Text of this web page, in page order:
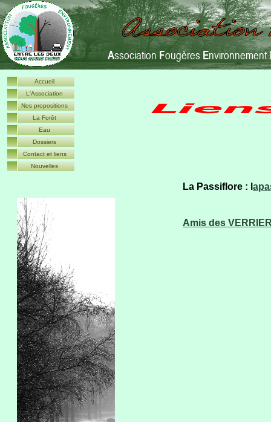
AssociationFougères Environnement
Accueil
L'Association
Nos propositions
La Forêt
Eau
Dossiers
Contact et liens
Nouvelles
La Passiflore : l
Amis des